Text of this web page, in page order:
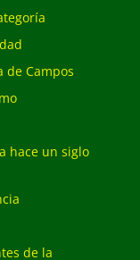
de Campos
hace un siglo
de la